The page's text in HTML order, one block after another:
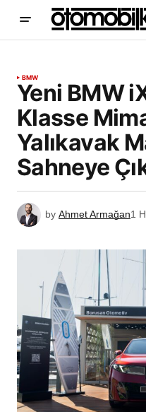
BMW
Yeni BMW
Klasse
Yalıkavak
Sahneye
by Ahmet Armağan1